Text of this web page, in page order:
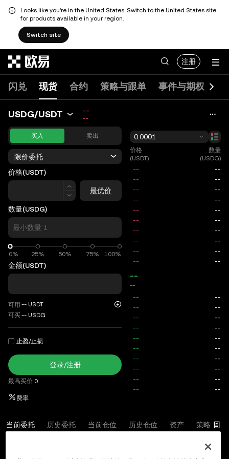
Looks like you're in the United States. Switch to the United States site
for products available in your region.
Switch site
注册
闪兑 现货 合约 策略与跟单 事件与期权
USDG/USDT --
--
买入 卖出
限价委托
价格(USDT)
价格
最优价
数量(USDG)
0% 25% 50% 75% 100%
0%
金额(USDT)
可用 -- USDT
可买-- USDG
止盈/止损
登录/注册
最高买价 0
费率
0.0001
价格
(USDT)
数量
(USDG)
--
--
当前委托 历史委托 当前仓位 历史仓位 资产 策略